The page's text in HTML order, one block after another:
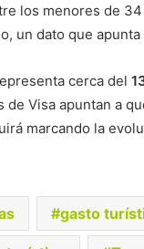
los menores de
un dato que
cerca del
Visa apuntan a
marcando la
gasto